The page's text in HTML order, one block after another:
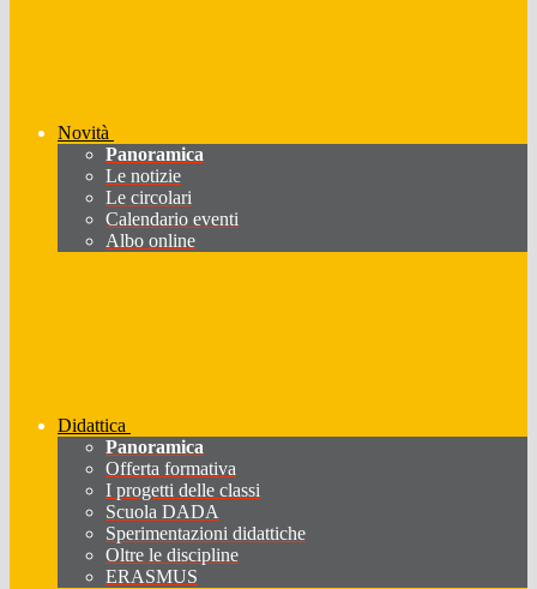
Novità
Panoramica
Le notizie
Le circolari
Calendario eventi
Albo online
Didattica
Panoramica
Offerta formativa
I progetti delle classi
Scuola DADA
Sperimentazioni didattiche
Oltre le discipline
ERASMUS